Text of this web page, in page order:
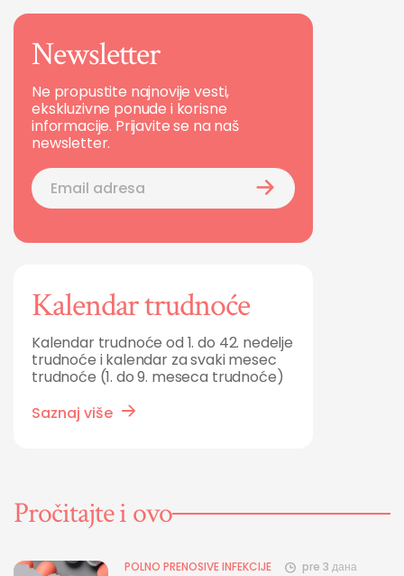
Newsletter
Ne propustite najnovije vesti,
ekskluzivne ponude i korisne
informacije. Prijavite se na naš
newsletter.
Kalendar trudnoće
Kalendar trudnoće od 1. do 42. nedelje
trudnoće i kalendar za svaki mesec
trudnoće (1. do 9. meseca trudnoće)
Saznaj više
Pročitajte i ovo
POLNO PRENOSIVE INFEKCIJE pre 3 дана